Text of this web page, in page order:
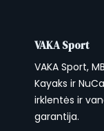
daiktų:
papildomą
palengvina
padeda
ant kranto.
VAKA Sport
VAKA Sport,
Kayaks ir
irklentės ir
garantija.